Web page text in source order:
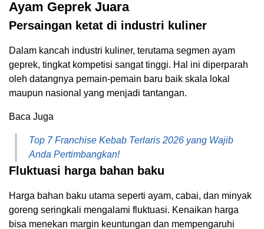
Ayam Geprek Juara
Persaingan ketat di industri kuliner
Dalam kancah industri kuliner, terutama segmen ayam
geprek, tingkat kompetisi sangat tinggi. Hal ini diperparah
oleh datangnya pemain-pemain baru baik skala lokal
maupun nasional yang menjadi tantangan.
Baca Juga
Top 7 Franchise Kebab Terlaris 2026 yang Wajib
Anda Pertimbangkan!
Fluktuasi harga bahan baku
Harga bahan baku utama seperti ayam, cabai, dan minyak
goreng seringkali mengalami fluktuasi. Kenaikan harga
bisa menekan margin keuntungan dan mempengaruhi